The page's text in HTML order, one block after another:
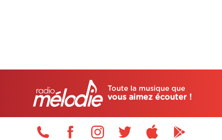
Toute la musique que
vous aimez écouter !